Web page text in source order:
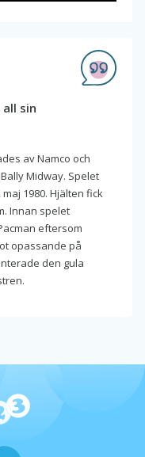
sin
av Namco och
Midway. Spelet
1980. Hjälten fick
Innan spelet
eftersom
opassande på
den gula